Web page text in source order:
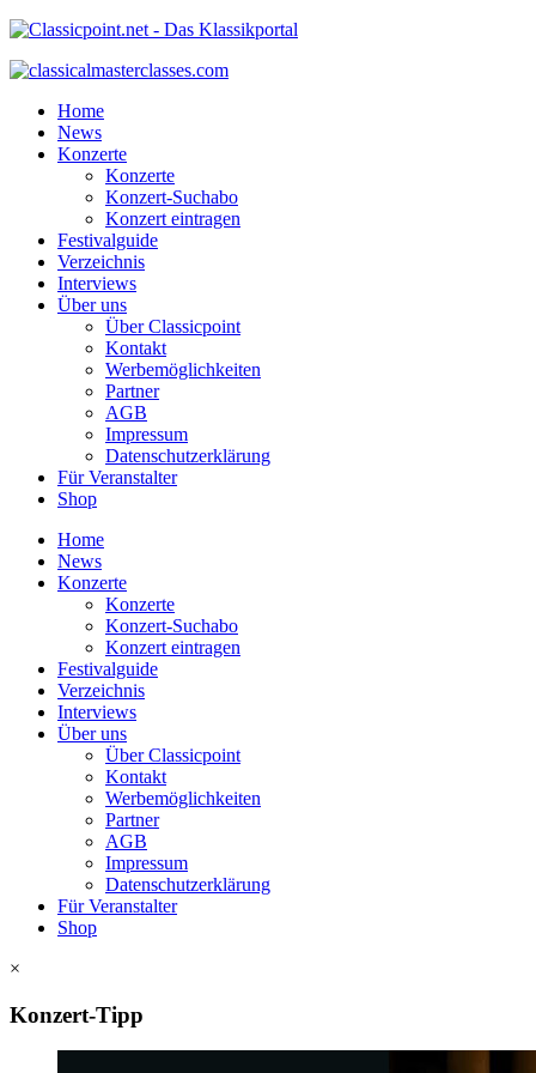
Home
News
Konzerte
Konzerte
Konzert-Suchabo
Konzert eintragen
Festivalguide
Verzeichnis
Interviews
Über uns
Über Classicpoint
Kontakt
Werbemöglichkeiten
Partner
AGB
Impressum
Datenschutzerklärung
Für Veranstalter
Shop
Home
News
Konzerte
Konzerte
Konzert-Suchabo
Konzert eintragen
Festivalguide
Verzeichnis
Interviews
Über uns
Über Classicpoint
Kontakt
Werbemöglichkeiten
Partner
AGB
Impressum
Datenschutzerklärung
Für Veranstalter
Shop
×
Konzert-Tipp